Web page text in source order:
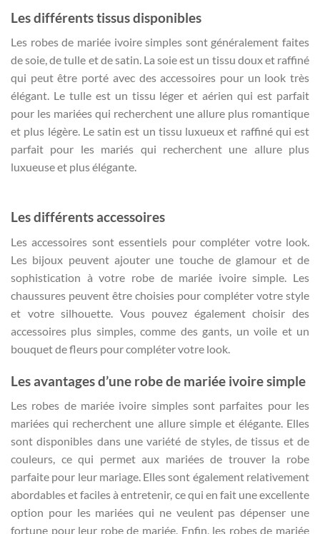
Les différents tissus disponibles
Les robes de mariée ivoire simples sont généralement faites
de soie, de tulle et de satin. La soie est un tissu doux et raffiné
qui peut être porté avec des accessoires pour un look très
élégant. Le tulle est un tissu léger et aérien qui est parfait
pour les mariées qui recherchent une allure plus romantique
et plus légère. Le satin est un tissu luxueux et raffiné qui est
parfait pour les mariés qui recherchent une allure plus
luxueuse et plus élégante.
Les différents accessoires
Les accessoires sont essentiels pour compléter votre look.
Les bijoux peuvent ajouter une touche de glamour et de
sophistication à votre robe de mariée ivoire simple. Les
chaussures peuvent être choisies pour compléter votre style
et votre silhouette. Vous pouvez également choisir des
accessoires plus simples, comme des gants, un voile et un
bouquet de fleurs pour compléter votre look.
Les avantages d’une robe de mariée ivoire simple
Les robes de mariée ivoire simples sont parfaites pour les
mariées qui recherchent une allure simple et élégante. Elles
sont disponibles dans une variété de styles, de tissus et de
couleurs, ce qui permet aux mariées de trouver la robe
parfaite pour leur mariage. Elles sont également relativement
abordables et faciles à entretenir, ce qui en fait une excellente
option pour les mariées qui ne veulent pas dépenser une
fortune pour leur robe de mariée. Enfin, les robes de mariée